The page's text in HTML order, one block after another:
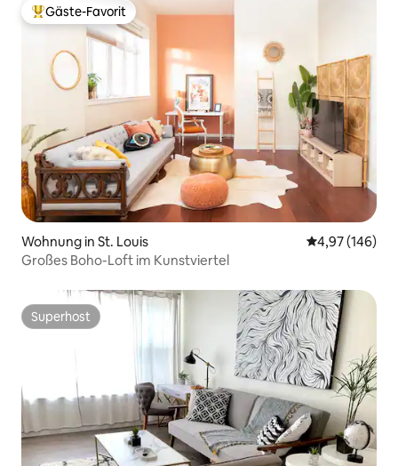
Beliebter Gäste-Favorit.
Gäste-Favorit
Wohnung in St. Louis
4,97 (146)
Großes Boho-Loft im Kunstviertel
Superhost
Superhost